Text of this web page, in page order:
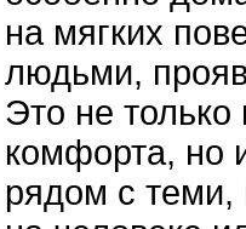
на мягких
людьми,
Это не только
комфорта, но
рядом с теми,